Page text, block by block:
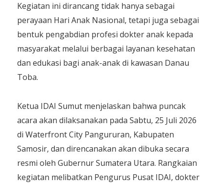
Kegiatan ini dirancang tidak hanya sebagai
perayaan Hari Anak Nasional, tetapi juga sebagai
bentuk pengabdian profesi dokter anak kepada
masyarakat melalui berbagai layanan kesehatan
dan edukasi bagi anak-anak di kawasan Danau
Toba.
Ketua IDAI Sumut menjelaskan bahwa puncak
acara akan dilaksanakan pada Sabtu, 25 Juli 2026
di Waterfront City Pangururan, Kabupaten
Samosir, dan direncanakan akan dibuka secara
resmi oleh Gubernur Sumatera Utara. Rangkaian
kegiatan melibatkan Pengurus Pusat IDAI, dokter